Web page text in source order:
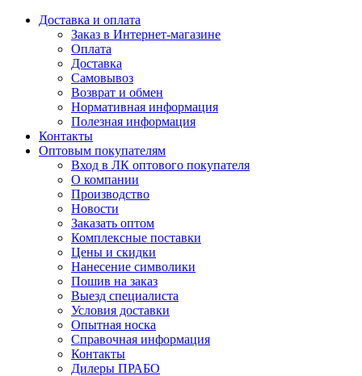
Доставка и оплата
Заказ в Интернет-магазине
Оплата
Доставка
Самовывоз
Возврат и обмен
Нормативная информация
Полезная информация
Контакты
Оптовым покупателям
Вход в ЛК оптового покупателя
О компании
Производство
Новости
Заказать оптом
Комплексные поставки
Цены и скидки
Нанесение символики
Пошив на заказ
Выезд специалиста
Условия доставки
Опытная носка
Справочная информация
Контакты
Дилеры ПРАБО